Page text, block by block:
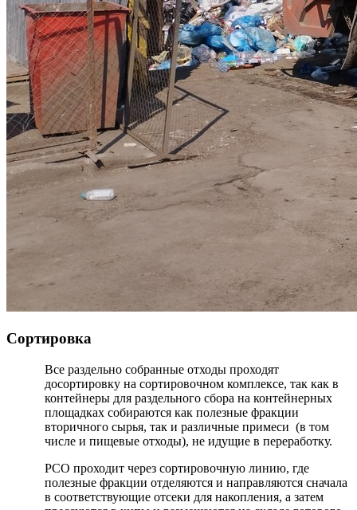
Сортировка
Все раздельно собранные отходы проходят
досортировку на сортировочном комплексе, так как в
контейнеры для раздельного сбора на контейнерных
площадках собираются как полезные фракции
вторичного сырья, так и различные примеси (в том
числе и пищевые отходы), не идущие в переработку.
РСО проходит через сортировочную линию, где
полезные фракции отделяются и направляются сначала
в соответствующие отсеки для накопления, а затем